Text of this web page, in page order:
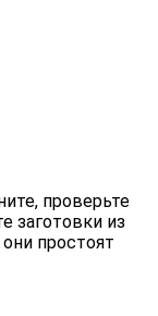
проверьте
заготовки из
простоят